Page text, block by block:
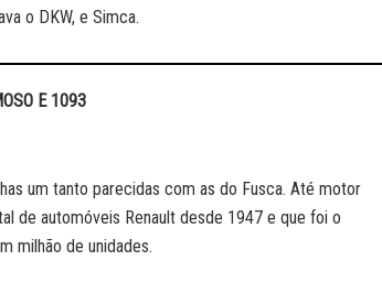
o DKW, e Simca.
E 1093
um tanto parecidas com as do Fusca. Até motor
de automóveis Renault desde 1947 e que foi o
milhão de unidades.